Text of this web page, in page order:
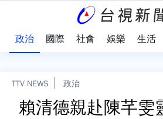
政治 國際 社會 娛樂 生活
TTV NEWS 政治
賴清德親赴陳芊雯